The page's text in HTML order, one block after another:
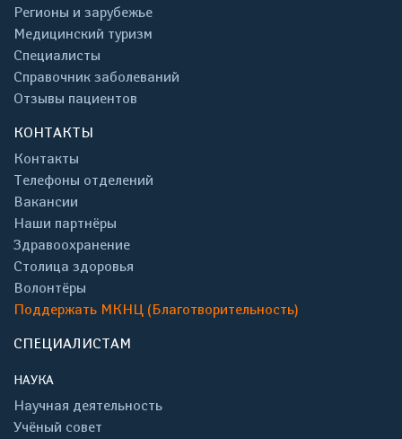
Регионы и зарубежье
Медицинский туризм
Специалисты
Справочник заболеваний
Отзывы пациентов
КОНТАКТЫ
Контакты
Телефоны отделений
Вакансии
Наши партнёры
Здравоохранение
Столица здоровья
Волонтёры
Поддержать МКНЦ (Благотворительность)
СПЕЦИАЛИСТАМ
НАУКА
Научная деятельность
Учёный совет